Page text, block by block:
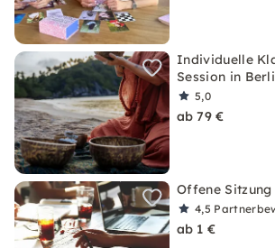
Individuelle
Session in
5,0
ab 79 €
Offene
4,5
ab 1 €